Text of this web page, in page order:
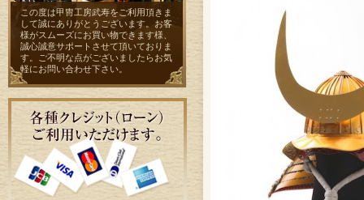
この度は甲冑工房武寿をご利用頂きま
して誠にありがとうございます。お客
様がスムーズにお買い物できます様、
誠心誠意サポートさせて頂いておりま
す。ご不明な点がございましたらお気
軽にお問い合わせ下さい。